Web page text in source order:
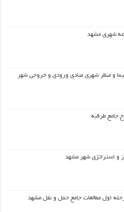
شهری مشهد
و منظر شهری مبادی ورودی و خروجی شهر
جامع طرقبه
و استراتژی شهر مشهد
اول مطالعات جامع حمل و نقل مشهد